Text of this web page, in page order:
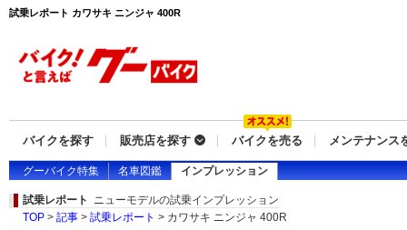
試乗レポート カワサキ ニンジャ 400R
バイクを探す 販売店を探す バイクを売る メンテナンス
グーバイク特集 名車図鑑 インプレッション
試乗レポート
ニューモデルの試乗インプレッション
TOP > 記事 > 試乗レポート > カワサキ ニンジャ 400R